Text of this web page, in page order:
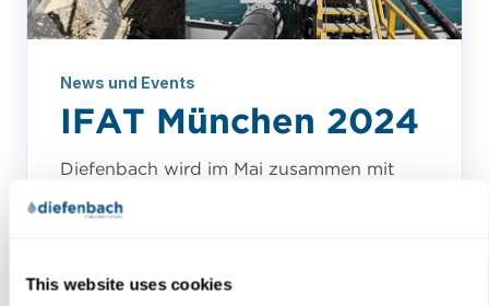
This website uses cookies
News und Events
IFAT München 2024
Diefenbach wird im Mai zusammen mit
KUGLER® GmbH, auf der IFAT München